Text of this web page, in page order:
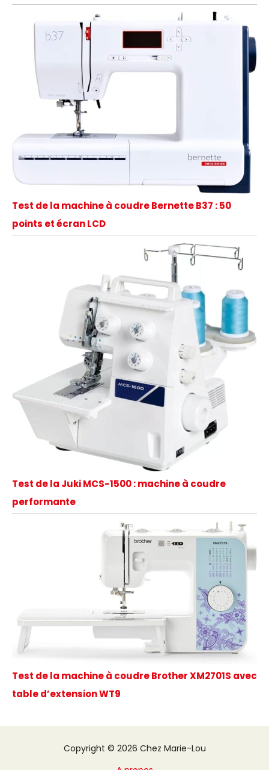
Test de la machine à coudre Bernette B37 : 50
points et écran LCD
Test de la Juki MCS-1500 : machine à coudre
performante
Test de la machine à coudre Brother XM2701S avec
table d’extension WT9
Copyright © 2026 Chez Marie-Lou